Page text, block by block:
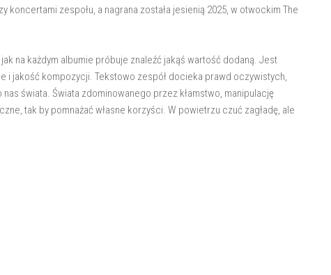
koncertami zespołu, a nagrana została jesienią 2025, w otwockim The
na każdym albumie próbuje znaleźć jakąś wartość dodaną. Jest
i jakość kompozycji. Tekstowo zespół docieka prawd oczywistych,
świata. Świata zdominowanego przez kłamstwo, manipulację
tak by pomnażać własne korzyści. W powietrzu czuć zagładę, ale